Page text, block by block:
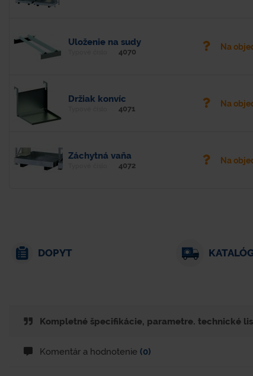
Uloženie na sudy
4070
Na
Držiak konvíc
4071
Na
Záchytná vaňa
4072
Na
DOPYT
Kompletné špecifikácie, parametre. technické
Komentár a hodnotenie (0)